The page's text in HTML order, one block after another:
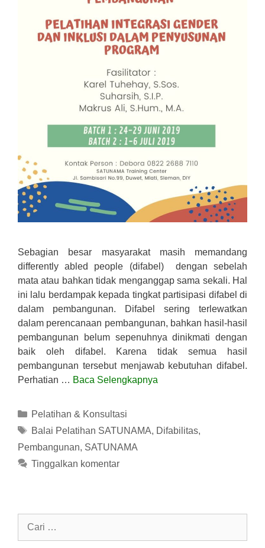
Sebagian besar masyarakat masih memandang
differently abled people (difabel) dengan sebelah
mata atau bahkan tidak menganggap sama sekali. Hal
ini lalu berdampak kepada tingkat partisipasi difabel di
dalam pembangunan. Difabel sering terlewatkan
dalam perencanaan pembangunan, bahkan hasil-hasil
pembangunan belum sepenuhnya dinikmati dengan
baik oleh difabel. Karena tidak semua hasil
pembangunan tersebut menjawab kebutuhan difabel.
Perhatian … Baca Selengkapnya
Kategori
Pelatihan & Konsultasi
Tag
Balai Pelatihan SATUNAMA, Difabilitas,
Pembangunan, SATUNAMA
Tinggalkan komentar
Cari